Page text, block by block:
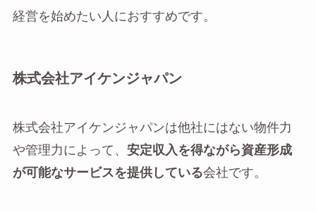
経営を始めたい人におすすめです。
株式会社アイケンジャパン
株式会社アイケンジャパンは他社にはない物件力
や管理力によって、 安定収入を得ながら資産形成
が可能なサービスを提供している会社です。